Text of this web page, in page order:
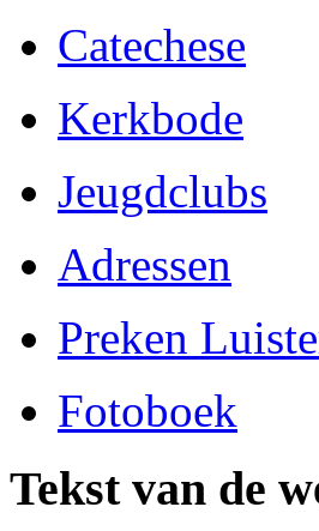
Catechese
Kerkbode
Jeugdclubs
Adressen
Preken
Fotoboek
Tekst van de